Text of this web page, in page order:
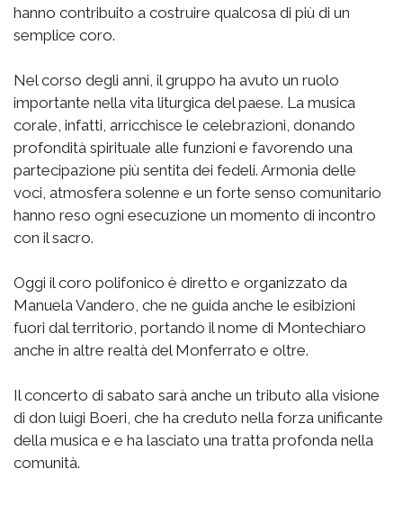
hanno contribuito a costruire qualcosa di più di un
semplice coro.
Nel corso degli anni, il gruppo ha avuto un ruolo
importante nella vita liturgica del paese. La musica
corale, infatti, arricchisce le celebrazioni, donando
profondità spirituale alle funzioni e favorendo una
partecipazione più sentita dei fedeli. Armonia delle
voci, atmosfera solenne e un forte senso comunitario
hanno reso ogni esecuzione un momento di incontro
con il sacro.
Oggi il coro polifonico è diretto e organizzato da
Manuela Vandero, che ne guida anche le esibizioni
fuori dal territorio, portando il nome di Montechiaro
anche in altre realtà del Monferrato e oltre.
Il concerto di sabato sarà anche un tributo alla visione
di don luigi Boeri, che ha creduto nella forza unificante
della musica e e ha lasciato una tratta profonda nella
comunità.